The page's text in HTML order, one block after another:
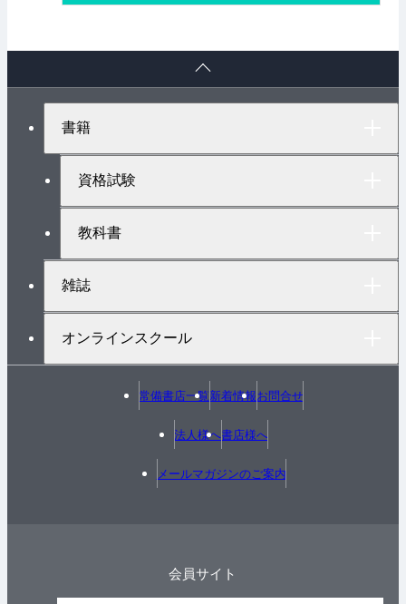
書籍
資格試験
教科書
雑誌
オンラインスクール
常備書店一覧新着情報お問合せ
法人様へ書店様へ
メールマガジンのご案内
会員サイト